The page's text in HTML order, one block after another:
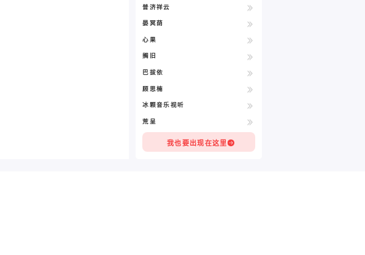
普济祥云
晏冥荫
心果
搁旧
巴拔依
顾思楠
冰颗音乐视听
荒呈
我也要出现在这里